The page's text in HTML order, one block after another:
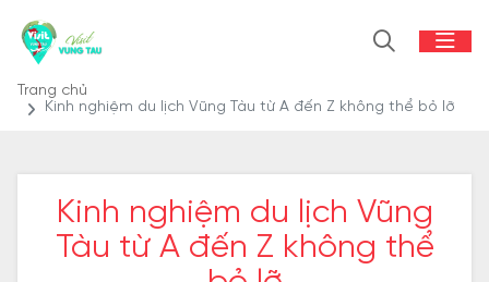
Trang chủ
Kinh nghiệm du lịch Vũng Tàu từ A đến Z không thể bỏ lỡ
Kinh nghiệm du lịch Vũng
Tàu từ A đến Z không thể